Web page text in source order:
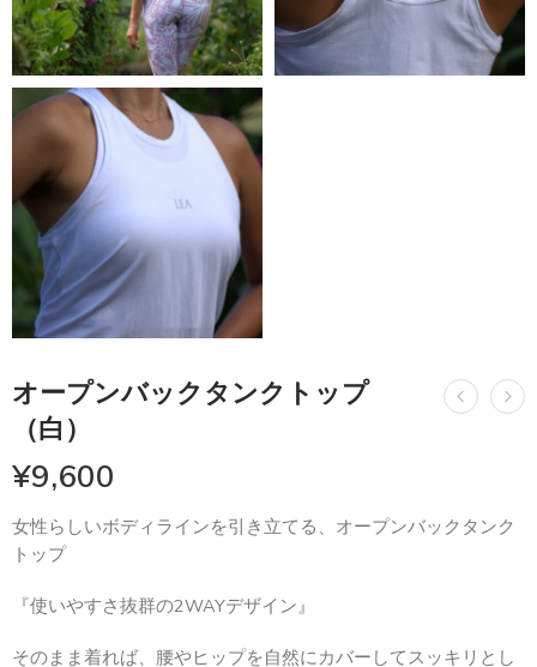
オープンバックタンクトップ
（白）
¥9,600
女性らしいボディラインを引き立てる、オープンバックタンク
トップ
『使いやすさ抜群の2WAYデザイン』
そのまま着れば、腰やヒップを自然にカバーしてスッキリとし